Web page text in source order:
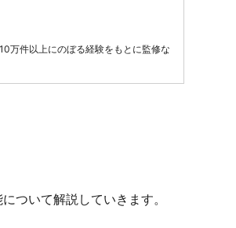
万件以上にのぼる経験をもとに監修な
について解説していきます。